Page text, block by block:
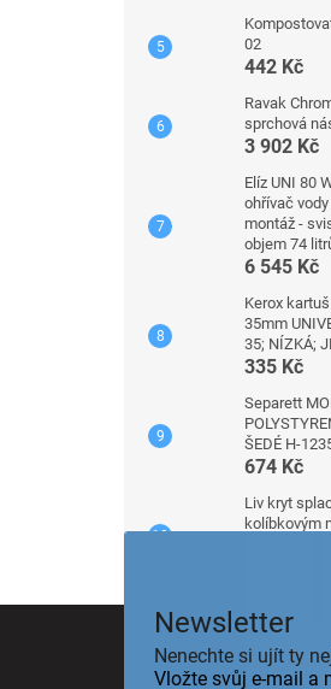
02
442 Kč
Ravak
sprchová
3 902 Kč
Elíz UNI 80
ohřívač
montáž -
objem 74
6 545 Kč
Kerox
35mm
35; NÍZKÁ;
335 Kč
Separett
ŠEDÉ H-
674 Kč
Liv kryt
kolíbkovým
Newsletter
Nenechte si ujít ty
Vložte svůj e-mail a